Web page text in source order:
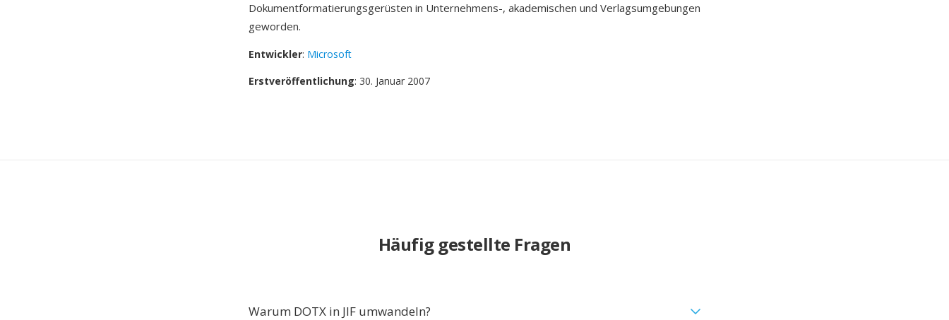
Dokumentformatierungsgerüsten in Unternehmens-, akademischen und Verlagsumgebungen
geworden.
Entwickler: Microsoft
Erstveröffentlichung: 30. Januar 2007
Häufig gestellte Fragen
Warum DOTX in JIF umwandeln?